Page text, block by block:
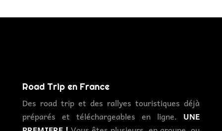
Road Trip en France
Des road trip et des rallyes touristiques déjà
préparés et téléchargeables en ligne. UNE